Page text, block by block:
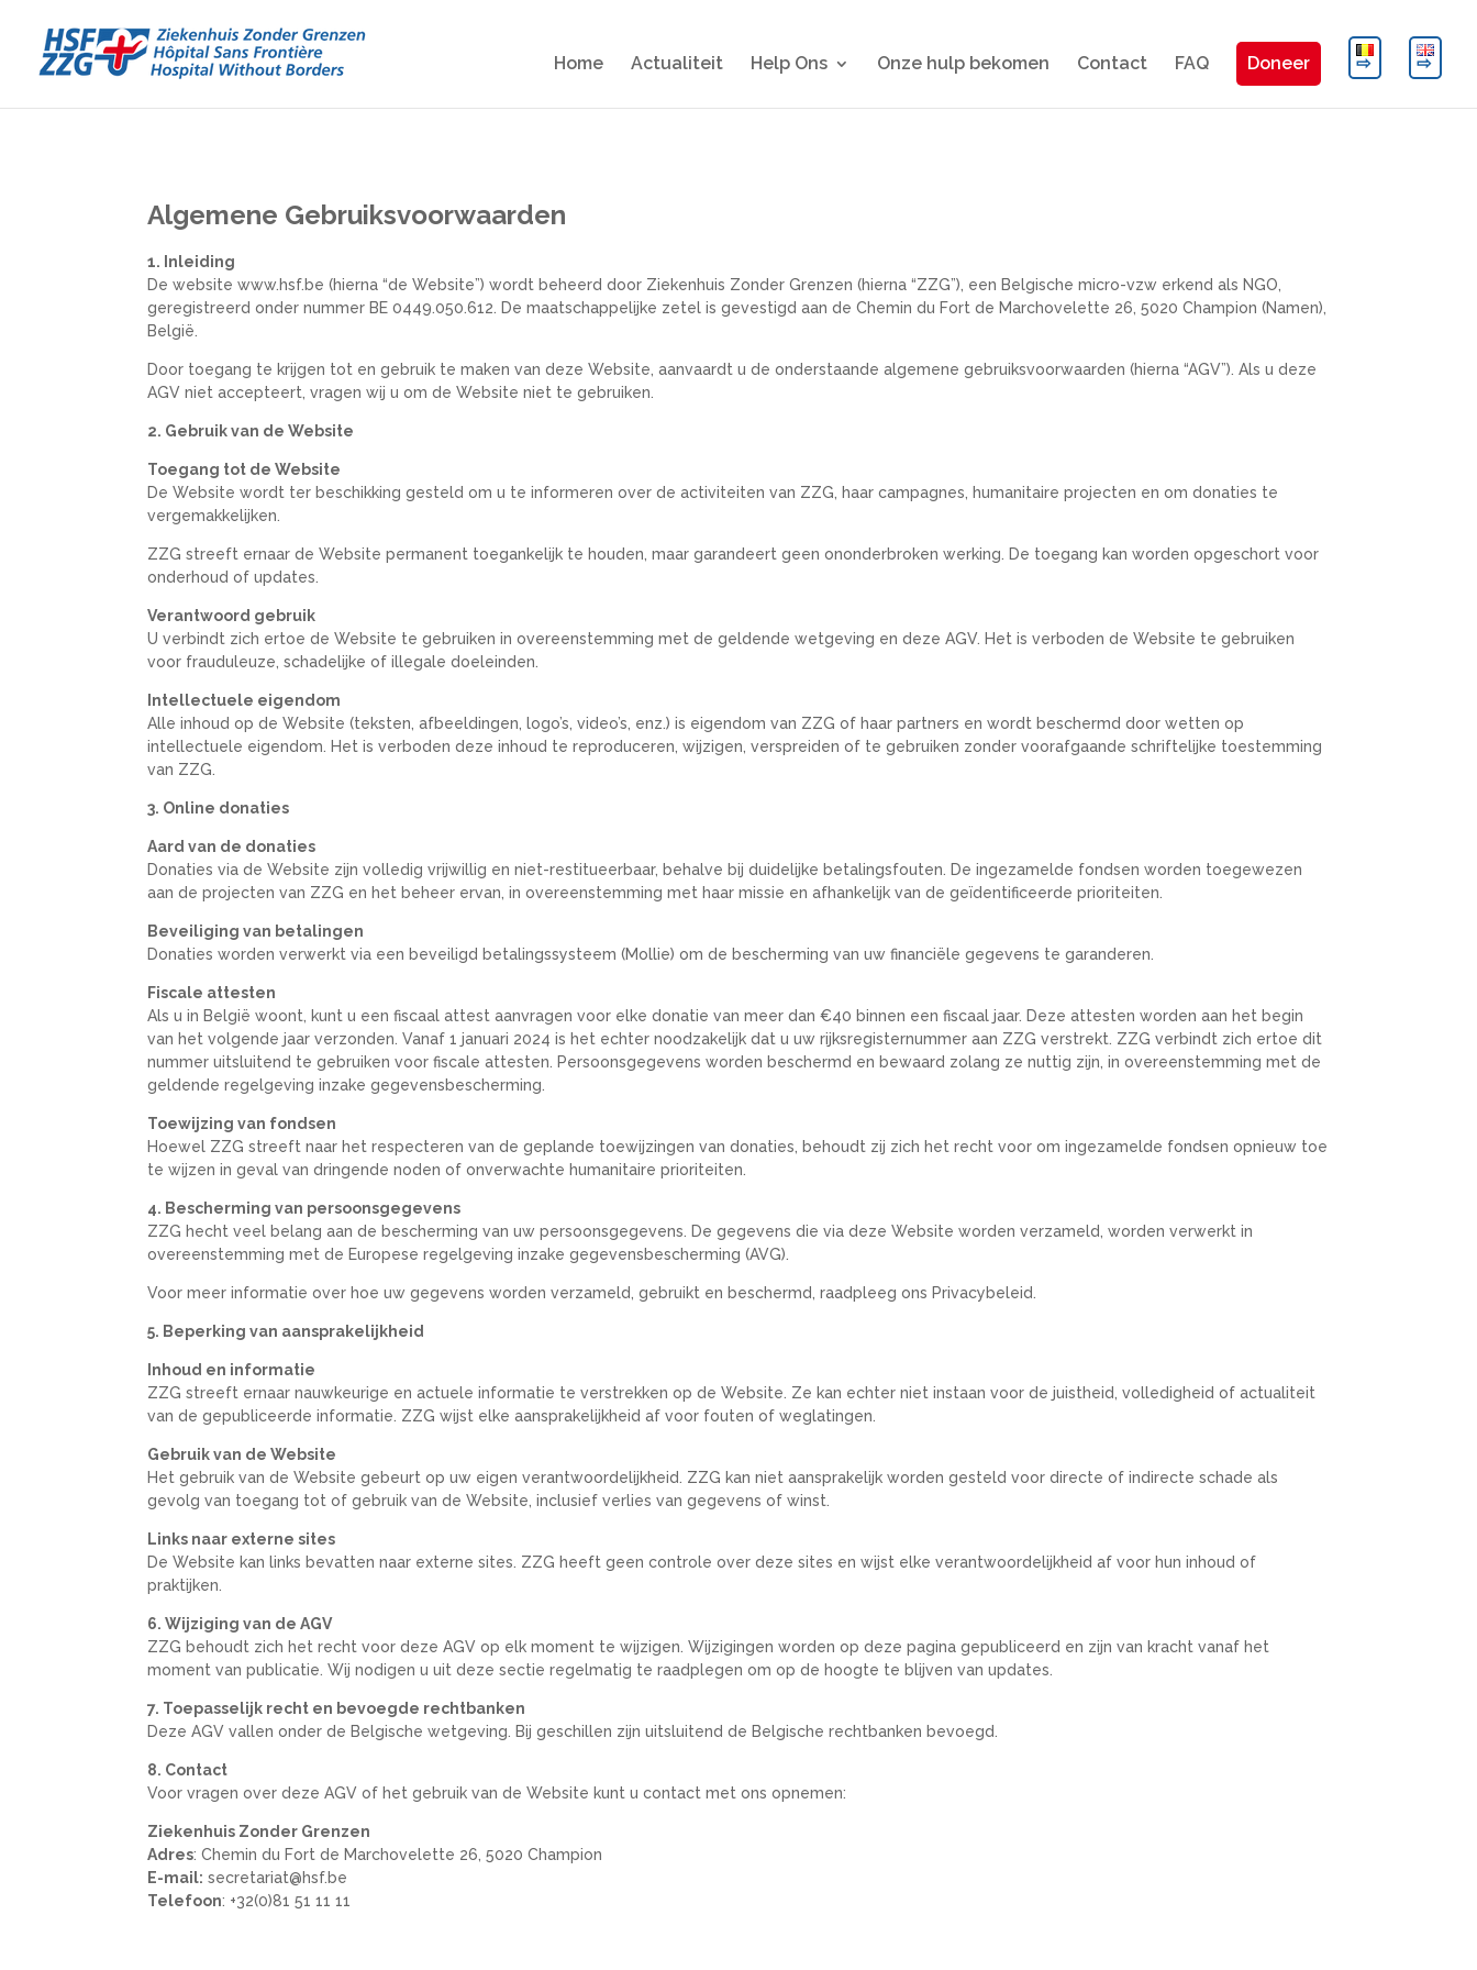
Home Actualiteit Help Ons Onze hulp bekomen Contact FAQ Doneer
Algemene Gebruiksvoorwaarden
1. Inleiding
De websitewww .hsf.be (hierna “de Website”) wordt beheerd door Ziekenhuis Zonder Grenzen (hierna “ZZG”), een Belgische micro-vzw erkend als NGO,
geregistreerd onder nummer BE 0449.050.612. De maatschappelijke zetel is gevestigd aan de Chemin du Fort de Marchovelette 26, 5020 Champion (Namen),
België.
Door toegang te krijgen tot en gebruik te maken van deze Website, aanvaardt u de onderstaande algemene gebruiksvoorwaarden (hierna “AGV”). Als u deze
AGV niet accepteert, vragen wij u om de Website niet te gebruiken.
2. Gebruik van de Website
Toegang tot de Website
De Website wordt ter beschikking gesteld om u te informeren over de activiteiten van ZZG, haar campagnes, humanitaire projecten en om donaties te
vergemakkelijken.
ZZG streeft ernaar de Website permanent toegankelijk te houden, maar garandeert geen ononderbroken werking. De toegang kan worden opgeschort voor
onderhoud of updates.
Verantwoord gebruik
U verbindt zich ertoe de Website te gebruiken in overeenstemming met de geldende wetgeving en deze AGV. Het is verboden de Website te gebruiken
voor frauduleuze, schadelijke of illegale doeleinden.
Intellectuele eigendom
Alle inhoud op de Website (teksten, afbeeldingen, logo’s, video’s, enz.) is eigendom van ZZG of haar partners en wordt beschermd door wetten op
intellectuele eigendom. Het is verboden deze inhoud te reproduceren, wijzigen, verspreiden of te gebruiken zonder voorafgaande schriftelijke toestemming
van ZZG.
3. Online donaties
Aard van de donaties
Donaties via de Website zijn volledig vrijwillig en niet-restitueerbaar, behalve bij duidelijke betalingsfouten. De ingezamelde fondsen worden toegewezen
aan de projecten van ZZG en het beheer ervan, in overeenstemming met haar missie en afhankelijk van de geïdentificeerde prioriteiten.
Beveiliging van betalingen
Donaties worden verwerkt via een beveiligd betalingssysteem (Mollie) om de bescherming van uw financiële gegevens te garanderen.
Fiscale attesten
Als u in België woont, kunt u een fiscaal attest aanvragen voor elke donatie van meer dan €40 binnen een fiscaal jaar. Deze attesten worden aan het begin
van het volgende jaar verzonden. Vanaf 1 januari 2024 is het echter noodzakelijk dat u uw rijksregisternummer aan ZZG verstrekt. ZZG verbindt zich ertoe dit
nummer uitsluitend te gebruiken voor fiscale attesten. Persoonsgegevens worden beschermd en bewaard zolang ze nuttig zijn, in overeenstemming met de
geldende regelgeving inzake gegevensbescherming.
Toewijzing van fondsen
Hoewel ZZG streeft naar het respecteren van de geplande toewijzingen van donaties, behoudt zij zich het recht voor om ingezamelde fondsen opnieuw toe
te wijzen in geval van dringende noden of onverwachte humanitaire prioriteiten.
4. Bescherming van persoonsgegevens
ZZG hecht veel belang aan de bescherming van uw persoonsgegevens. De gegevens die via deze Website worden verzameld, worden verwerkt in
overeenstemming met de Europese regelgeving inzake gegevensbescherming (AVG).
Voor meer informatie over hoe uw gegevens worden verzameld, gebruikt en beschermd, raadpleeg ons Privacybeleid.
5. Beperking van aansprakelijkheid
Inhoud en informatie
ZZG streeft ernaar nauwkeurige en actuele informatie te verstrekken op de Website. Ze kan echter niet instaan voor de juistheid, volledigheid of actualiteit
van de gepubliceerde informatie. ZZG wijst elke aansprakelijkheid af voor fouten of weglatingen.
Gebruik van de Website
Het gebruik van de Website gebeurt op uw eigen verantwoordelijkheid. ZZG kan niet aansprakelijk worden gesteld voor directe of indirecte schade als
gevolg van toegang tot of gebruik van de Website, inclusief verlies van gegevens of winst.
Links naar externe sites
De Website kan links bevatten naar externe sites. ZZG heeft geen controle over deze sites en wijst elke verantwoordelijkheid af voor hun inhoud of
praktijken.
6. Wijziging van de AGV
ZZG behoudt zich het recht voor deze AGV op elk moment te wijzigen. Wijzigingen worden op deze pagina gepubliceerd en zijn van kracht vanaf het
moment van publicatie. Wij nodigen u uit deze sectie regelmatig te raadplegen om op de hoogte te blijven van updates.
7. Toepasselijk recht en bevoegde rechtbanken
Deze AGV vallen onder de Belgische wetgeving. Bij geschillen zijn uitsluitend de Belgische rechtbanken bevoegd.
8. Contact
Voor vragen over deze AGV of het gebruik van de Website kunt u contact met ons opnemen:
Ziekenhuis Zonder Grenzen
Adres: Chemin du Fort de Marchovelette 26, 5020 Champion
E-mail: secretariat@hsf.be
Telefoon: +32(0)81 51 11 11